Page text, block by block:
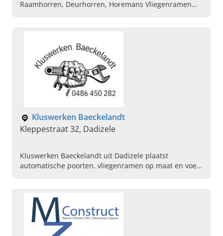
Raamhorren, Deurhorren, Horemans Vliegenramen
Kluswerken Baeckelandt
Kleppestraat 32, Dadizele
Kluswerken Baeckelandt uit Dadizele plaatst
automatische poorten, vliegenramen op maat en voert